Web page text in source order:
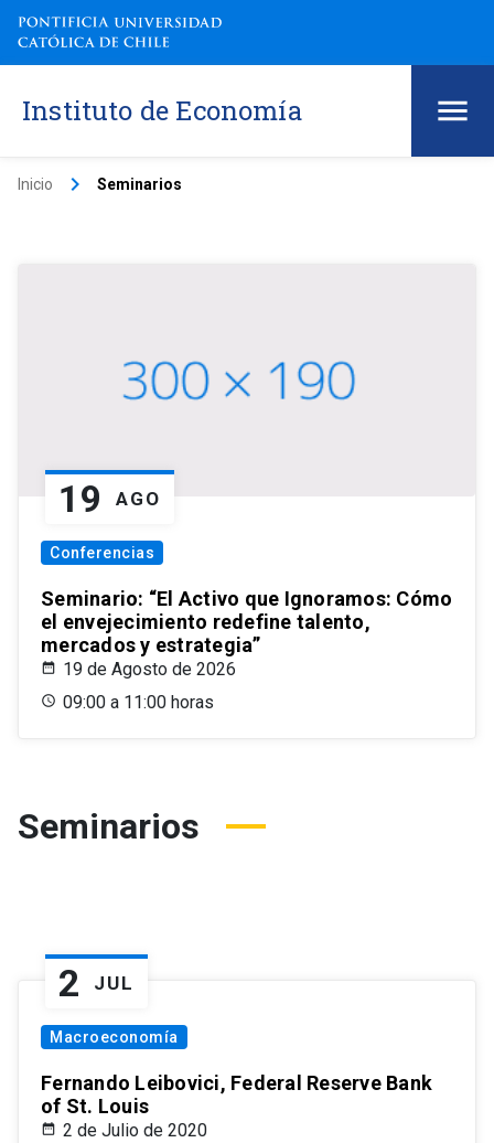
Instituto de Economía
Inicio keyboard_arrow_right Seminarios
19 AGO
Conferencias
Seminario: “El Activo que Ignoramos: Cómo
el envejecimiento redefine talento,
mercados y estrategia”
19 de Agosto de 2026
09:00 a 11:00 horas
Seminarios
2 JUL
Macroeconomía
Fernando Leibovici, Federal Reserve Bank
of St. Louis
2 de Julio de 2020